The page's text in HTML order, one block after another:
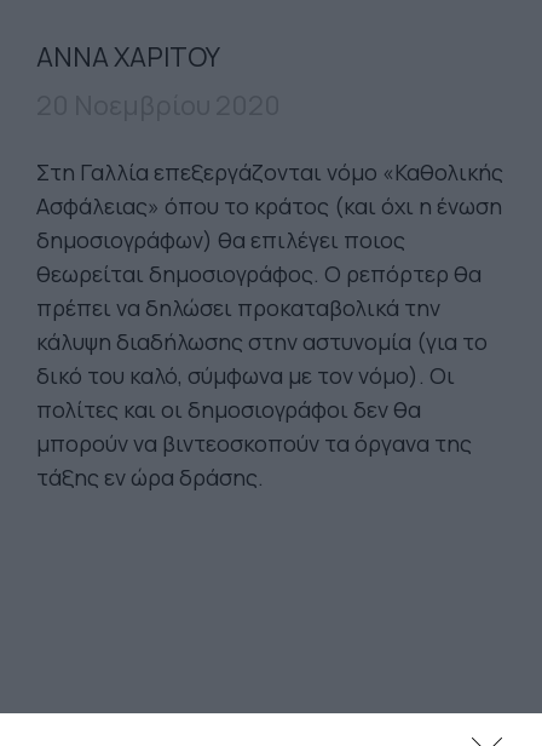
ΑΝΝΑ ΧΑΡΙΤΟΥ
Στη Γαλλία επεξεργάζονται νόμο «Καθολικής
Ασφάλειας» όπου το κράτος (και όχι η ένωση
δημοσιογράφων) θα επιλέγει ποιος
θεωρείται δημοσιογράφος. Ο ρεπόρτερ θα
πρέπει να δηλώσει προκαταβολικά την
κάλυψη διαδήλωσης στην αστυνομία (για το
δικό του καλό, σύμφωνα με τον νόμο). Οι
πολίτες και οι δημοσιογράφοι δεν θα
μπορούν να βιντεοσκοπούν τα όργανα της
τάξης εν ώρα δράσης.